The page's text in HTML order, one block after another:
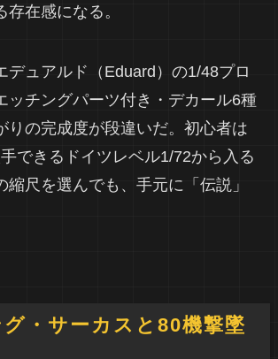
存在感になる。
デュアルド（Eduard）の1/48プロ
ッチングパーツ付き・デカール6種
りの完成度が段違いだ。初心者は
できるドイツレベル1/72から入る
縮尺を選んでも、手元に「伝説」
・サーカスと80機撃墜